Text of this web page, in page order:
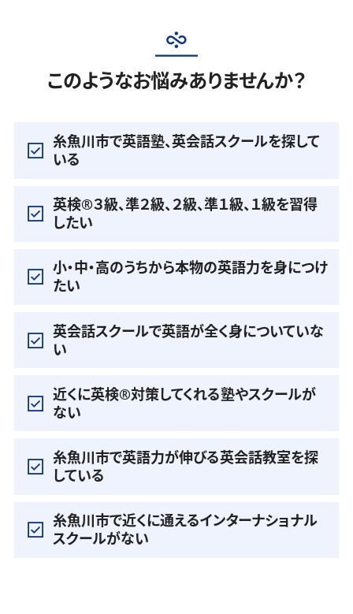
このようなお悩みありませんか？
糸魚川市で英語塾、英会話スクールを探して
いる
英検®️３級、準２級、２級、準１級、１級を習得
したい
小・中・高のうちから本物の英語力を身につけ
たい
英会話スクールで英語が全く身についていな
い
近くに英検®️対策してくれる塾やスクールが
ない
糸魚川市で英語力が伸びる英会話教室を探
している
糸魚川市で近くに通えるインターナショナル
スクールがない